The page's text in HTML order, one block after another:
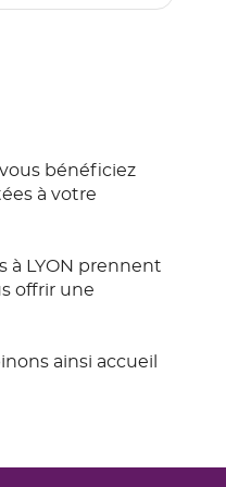
bénéficiez
à votre
à LYON prennent
offrir une
ainsi accueil